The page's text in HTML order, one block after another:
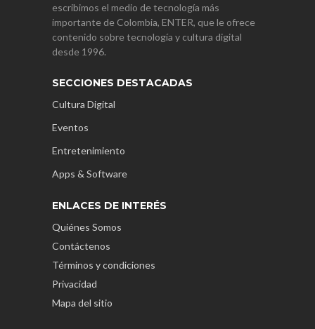
escribimos el medio de tecnología más
importante de Colombia, ENTER, que le ofrece
contenido sobre tecnología y cultura digital
desde 1996.
SECCIONES DESTACADAS
Cultura Digital
Eventos
Entretenimiento
Apps & Software
ENLACES DE INTERÉS
Quiénes Somos
Contáctenos
Términos y condiciones
Privacidad
Mapa del sitio